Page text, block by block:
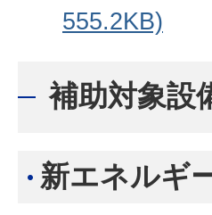
555.2KB)
補助対象設
新エネルギ